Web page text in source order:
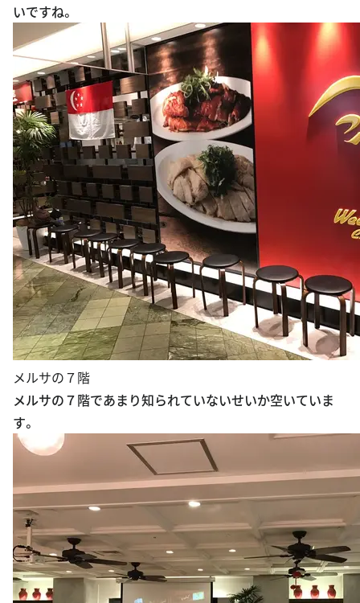
いですね。
メルサの７階
メルサの７階であまり知られていないせいか空いていま
す。